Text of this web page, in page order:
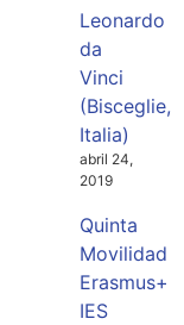
Leonardo
da
Vinci
(Bisceglie,
Italia)
abril 24,
2019
Quinta
Movilidad
Erasmus+
IES